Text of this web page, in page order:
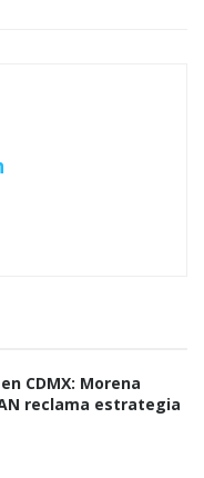
CDMX: Morena
reclama estrategia